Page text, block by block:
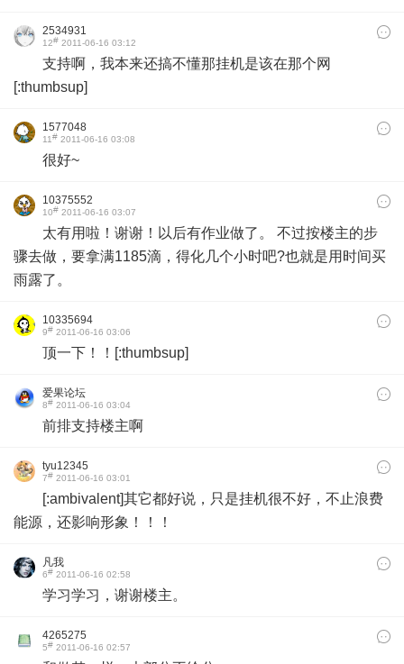
2534931
12# 2011-06-16 03:12
支持啊，我本来还搞不懂那挂机是该在那个网
[:thumbsup]
1577048
11# 2011-06-16 03:08
很好~
10375552
10# 2011-06-16 03:07
太有用啦！谢谢！以后有作业做了。 不过按楼主的步
骤去做，要拿满1185滴，得化几个小时吧?也就是用时间买
雨露了。
10335694
9# 2011-06-16 03:06
顶一下！！[:thumbsup]
爱果论坛
8# 2011-06-16 03:04
前排支持楼主啊
tyu12345
7# 2011-06-16 03:01
[:ambivalent]其它都好说，只是挂机很不好，不止浪费
能源，还影响形象！！！
凡我
6# 2011-06-16 02:58
学习学习，谢谢楼主。
4265275
5# 2011-06-16 02:57